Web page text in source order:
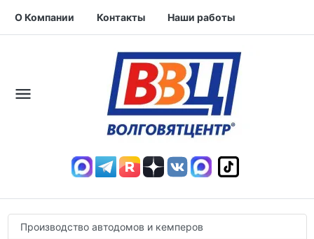
О Компании Контакты Наши работы
Производство автодомов и кемперов